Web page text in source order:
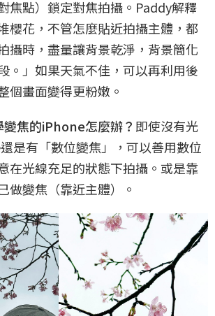
焦點）鎖定對焦拍攝。Paddy解釋
櫻花，不管怎麼貼近拍攝主體，都
攝時，盡量讓背景乾淨，背景簡化
。」如果天氣不佳，可以再利用後
個畫面變得更粉嫩。
焦的iPhone怎麼辦？ 即使沒有光
是有「數位變焦」，可以善用數位
在光線充足的狀態下拍攝。或是靠
做變焦（靠近主體）。